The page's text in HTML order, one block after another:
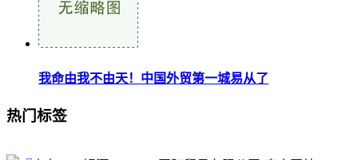
我命由我不由天！中国外贸第一城易从了
热门标签